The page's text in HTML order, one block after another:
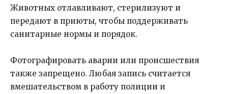
Животных отлавливают, стерилизуют и
передают в приюты, чтобы поддерживать
санитарные нормы и порядок.
Фотографировать аварии или происшествия
также запрещено. Любая запись считается
вмешательством в работу полиции и